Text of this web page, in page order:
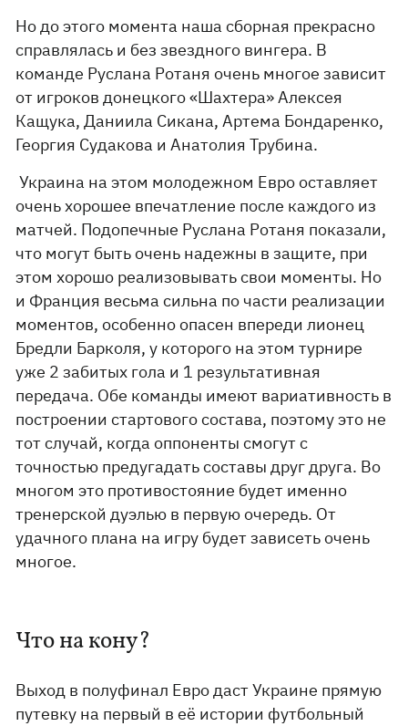
Но до этого момента наша сборная прекрасно
справлялась и без звездного вингера. В
команде Руслана Ротаня очень многое зависит
от игроков донецкого «Шахтера» Алексея
Кащука, Даниила Сикана, Артема Бондаренко,
Георгия Судакова и Анатолия Трубина.
Украина на этом молодежном Евро оставляет
очень хорошее впечатление после каждого из
матчей. Подопечные Руслана Ротаня показали,
что могут быть очень надежны в защите, при
этом хорошо реализовывать свои моменты. Но
и Франция весьма сильна по части реализации
моментов, особенно опасен впереди лионец
Бредли Барколя, у которого на этом турнире
уже 2 забитых гола и 1 результативная
передача. Обе команды имеют вариативность в
построении стартового состава, поэтому это не
тот случай, когда оппоненты смогут с
точностью предугадать составы друг друга. Во
многом это противостояние будет именно
тренерской дуэлью в первую очередь. От
удачного плана на игру будет зависеть очень
многое.
Что на кону?
Выход в полуфинал Евро даст Украине прямую
путевку на первый в её истории футбольный